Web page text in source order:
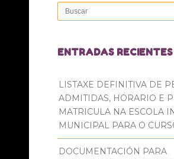
ENTRADAS RECIENTES
LISTAXE DEFINITIVA DE
ADMITIDAS, HORARIO E
MATRICULA NA ESCOLA
MUNICIPAL PARA O
DOCUMENTACIÓN PARA